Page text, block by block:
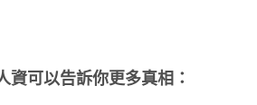
資可以告訴你更多真相：